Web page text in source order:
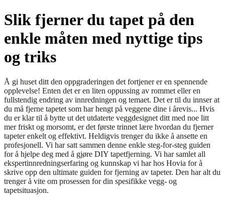
Slik fjerner du tapet på den
enkle måten med nyttige tips
og triks
Å gi huset ditt den oppgraderingen det fortjener er en spennende
opplevelse! Enten det er en liten oppussing av rommet eller en
fullstendig endring av innredningen og temaet. Det er til du innser at
du må fjerne tapetet som har hengt på veggene dine i årevis... Hvis
du er klar til å bytte ut det utdaterte veggdesignet ditt med noe litt
mer friskt og morsomt, er det første trinnet lære hvordan du fjerner
tapeter enkelt og effektivt. Heldigvis trenger du ikke å ansette en
profesjonell. Vi har satt sammen denne enkle steg-for-steg guiden
for å hjelpe deg med å gjøre DIY tapetfjerning. Vi har samlet all
ekspertinnredningserfaring og kunnskap vi har hos Hovia for å
skrive opp den ultimate guiden for fjerning av tapeter. Den har alt du
trenger å vite om prosessen for din spesifikke vegg- og
tapetsituasjon.